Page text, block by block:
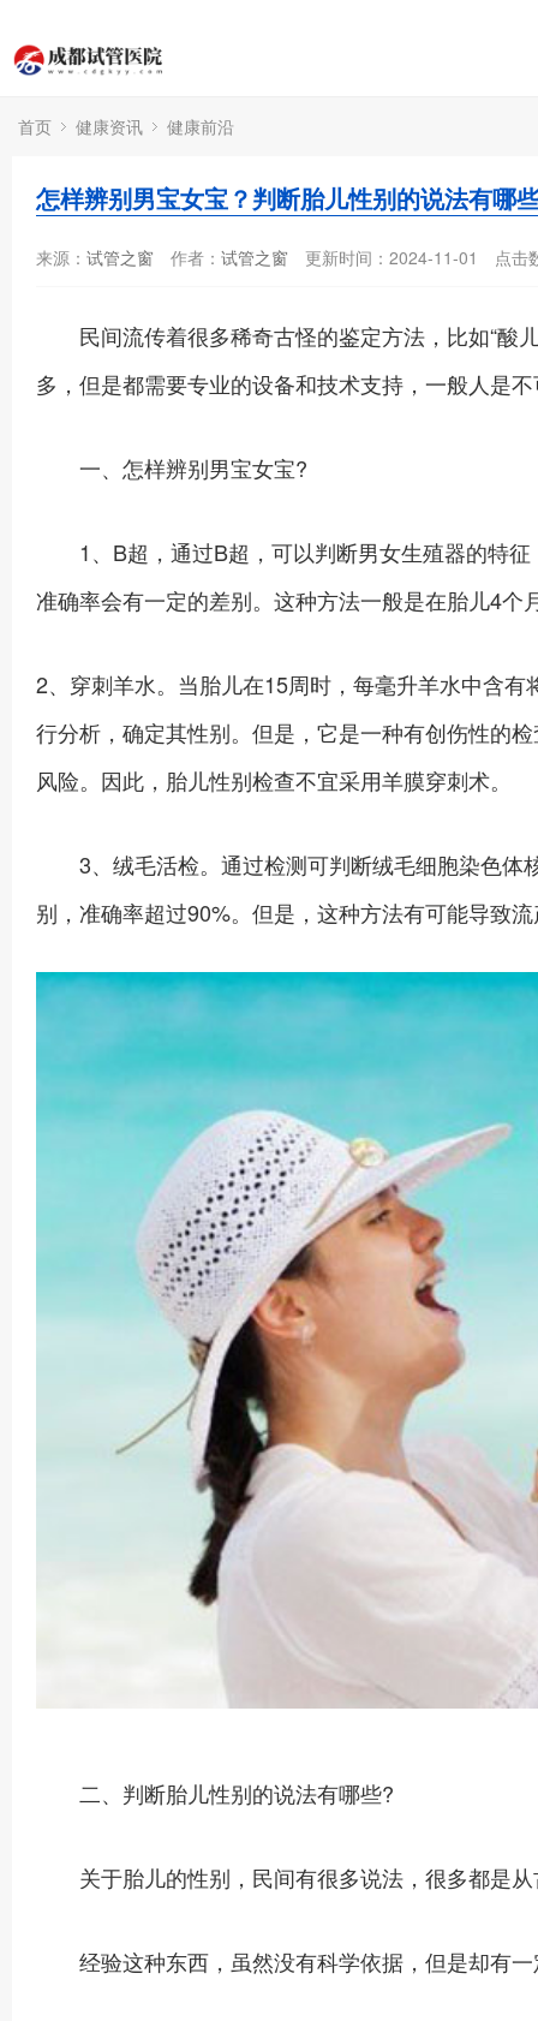
首页 健康资讯 健康前沿
怎样辨别男宝女宝？判断胎儿性别的说法有哪
来源： 试管之窗 作者： 试管之窗 更新时间：2024-11-01 点击
民间流传着很多稀奇古怪的鉴定方法，比如“酸
多，但是都需要专业的设备和技术支持，一般人是
一、怎样辨别男宝女宝?
1、B超，通过B超，可以判断男女生殖器的特征
准确率会有一定的差别。这种方法一般是在胎儿4个
2、穿刺羊水。当胎儿在15周时，每毫升羊水中含
行分析，确定其性别。但是，它是一种有创伤性的
风险。因此，胎儿性别检查不宜采用羊膜穿刺术。
3、绒毛活检。通过检测可判断绒毛细胞染色体
别，准确率超过90%。但是，这种方法有可能导致
二、判断胎儿性别的说法有哪些?
关于胎儿的性别，民间有很多说法，很多都是从
经验这种东西，虽然没有科学依据，但是却有一